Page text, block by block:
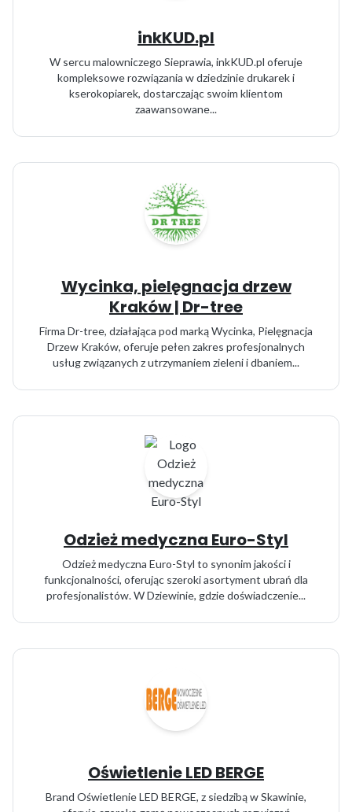
inkKUD.pl
W sercu malowniczego Sieprawia, inkKUD.pl oferuje
kompleksowe rozwiązania w dziedzinie drukarek i
kserokopiarek, dostarczając swoim klientom
zaawansowane...
Wycinka, pielęgnacja drzew
Kraków | Dr-tree
Firma Dr-tree, działająca pod marką Wycinka, Pielęgnacja
Drzew Kraków, oferuje pełen zakres profesjonalnych
usług związanych z utrzymaniem zieleni i dbaniem...
Odzież medyczna Euro-Styl
Odzież medyczna Euro-Styl to synonim jakości i
funkcjonalności, oferując szeroki asortyment ubrań dla
profesjonalistów. W Dziewinie, gdzie doświadczenie...
Oświetlenie LED BERGE
Brand Oświetlenie LED BERGE, z siedzibą w Skawinie,